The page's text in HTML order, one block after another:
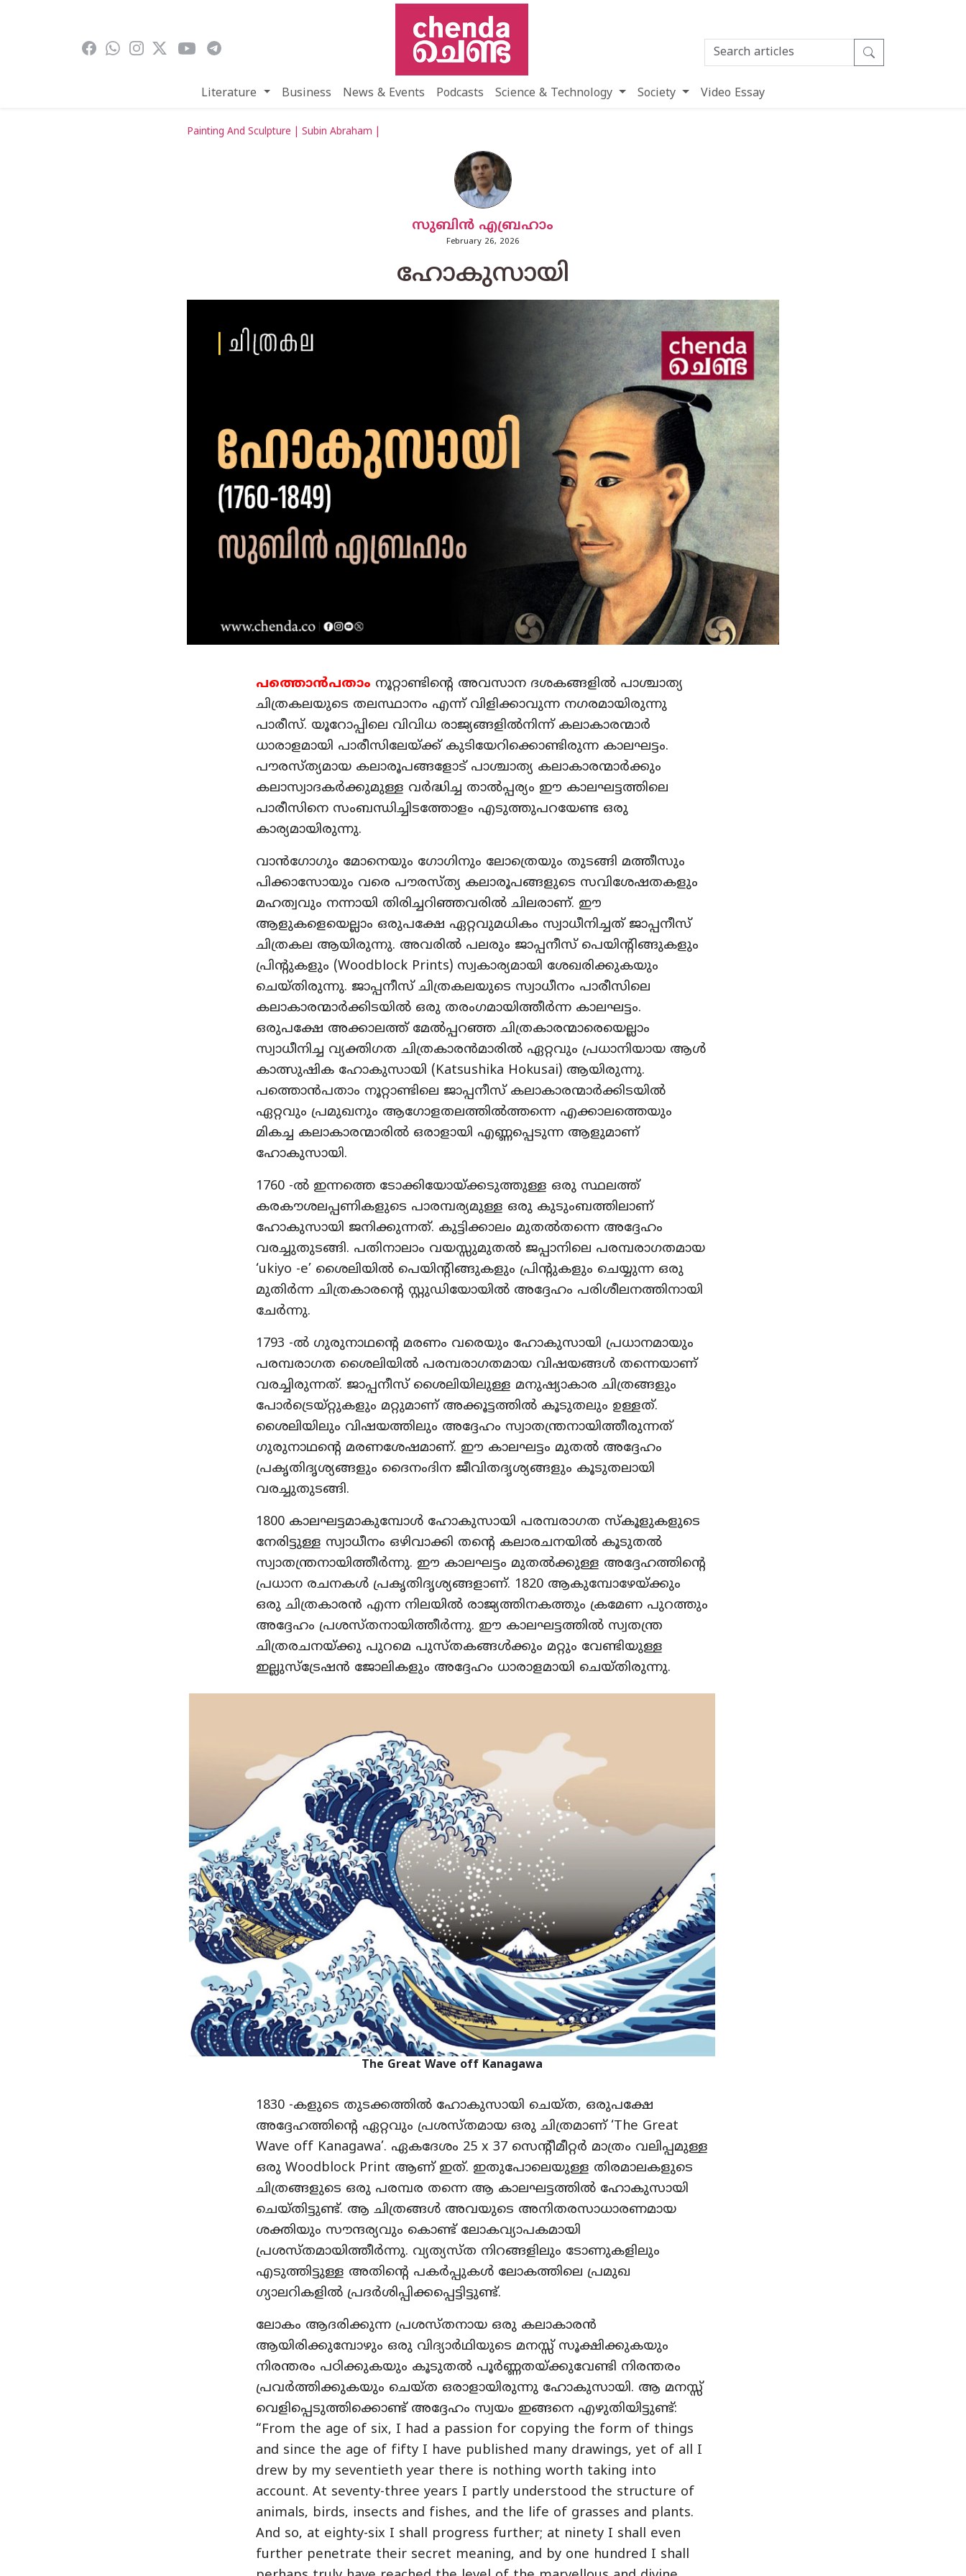
Literature Business News & Events Podcasts Science & Technology Society Video Essay
Painting And Sculpture | Subin Abraham |
സുബിന്‍ എബ്രഹാം
February 26, 2026
ഹോകുസായി
പത്തൊൻപതാം നൂറ്റാണ്ടിന്റെ അവസാന ദശകങ്ങളിൽ പാശ്ചാത്യ
ചിത്രകലയുടെ തലസ്ഥാനം എന്ന് വിളിക്കാവുന്ന നഗരമായിരുന്നു
പാരീസ്. യൂറോപ്പിലെ വിവിധ രാജ്യങ്ങളിൽനിന്ന് കലാകാരന്മാർ
ധാരാളമായി പാരീസിലേയ്ക്ക് കുടിയേറിക്കൊണ്ടിരുന്ന കാലഘട്ടം.
പൗരസ്ത്യമായ കലാരൂപങ്ങളോട് പാശ്ചാത്യ കലാകാരന്മാർക്കും
കലാസ്വാദകർക്കുമുള്ള വർദ്ധിച്ച താൽപ്പര്യം ഈ കാലഘട്ടത്തിലെ
പാരീസിനെ സംബന്ധിച്ചിടത്തോളം എടുത്തുപറയേണ്ട ഒരു
കാര്യമായിരുന്നു.
വാൻഗോഗും മോനെയും ഗോഗിനും ലോത്രെയും തുടങ്ങി മത്തീസും
പിക്കാസോയും വരെ പൗരസ്ത്യ കലാരൂപങ്ങളുടെ സവിശേഷതകളും
മഹത്വവും നന്നായി തിരിച്ചറിഞ്ഞവരിൽ ചിലരാണ്. ഈ
ആളുകളെയെല്ലാം ഒരുപക്ഷേ ഏറ്റവുമധികം സ്വാധീനിച്ചത് ജാപ്പനീസ്
ചിത്രകല ആയിരുന്നു. അവരിൽ പലരും ജാപ്പനീസ് പെയിന്റിങ്ങുകളും
പ്രിന്റുകളും (Woodblock Prints) സ്വകാര്യമായി ശേഖരിക്കുകയും
ചെയ്തിരുന്നു. ജാപ്പനീസ് ചിത്രകലയുടെ സ്വാധീനം പാരീസിലെ
കലാകാരന്മാർക്കിടയിൽ ഒരു തരംഗമായിത്തീർന്ന കാലഘട്ടം.
ഒരുപക്ഷേ അക്കാലത്ത് മേൽപ്പറഞ്ഞ ചിത്രകാരന്മാരെയെല്ലാം
സ്വാധീനിച്ച വ്യക്തിഗത ചിത്രകാരൻമാരിൽ ഏറ്റവും പ്രധാനിയായ ആൾ
കാത്സുഷിക ഹോകുസായി (Katsushika Hokusai) ആയിരുന്നു.
പത്തൊൻപതാം നൂറ്റാണ്ടിലെ ജാപ്പനീസ് കലാകാരന്മാർക്കിടയിൽ
ഏറ്റവും പ്രമുഖനും ആഗോളതലത്തിൽത്തന്നെ എക്കാലത്തെയും
മികച്ച കലാകാരന്മാരിൽ ഒരാളായി എണ്ണപ്പെടുന്ന ആളുമാണ്
ഹോകുസായി.
1760 -ൽ ഇന്നത്തെ ടോക്കിയോയ്ക്കടുത്തുള്ള ഒരു സ്ഥലത്ത്
കരകൗശലപ്പണികളുടെ പാരമ്പര്യമുള്ള ഒരു കുടുംബത്തിലാണ്
ഹോകുസായി ജനിക്കുന്നത്. കുട്ടിക്കാലം മുതൽതന്നെ അദ്ദേഹം
വരച്ചുതുടങ്ങി. പതിനാലാം വയസ്സുമുതൽ ജപ്പാനിലെ പരമ്പരാഗതമായ
‘ukiyo -e’ ശൈലിയിൽ പെയിന്റിങ്ങുകളും പ്രിന്റുകളും ചെയ്യുന്ന ഒരു
മുതിർന്ന ചിത്രകാരന്റെ സ്റ്റുഡിയോയിൽ അദ്ദേഹം പരിശീലനത്തിനായി
ചേർന്നു.
1793 -ൽ ഗുരുനാഥന്റെ മരണം വരെയും ഹോകുസായി പ്രധാനമായും
പരമ്പരാഗത ശൈലിയിൽ പരമ്പരാഗതമായ വിഷയങ്ങൾ തന്നെയാണ്
വരച്ചിരുന്നത്. ജാപ്പനീസ് ശൈലിയിലുള്ള മനുഷ്യാകാര ചിത്രങ്ങളും
പോർട്രെയ്റ്റുകളും മറ്റുമാണ് അക്കൂട്ടത്തിൽ കൂടുതലും ഉള്ളത്.
ശൈലിയിലും വിഷയത്തിലും അദ്ദേഹം സ്വാതന്ത്രനായിത്തീരുന്നത്
ഗുരുനാഥന്റെ മരണശേഷമാണ്. ഈ കാലഘട്ടം മുതൽ അദ്ദേഹം
പ്രകൃതിദൃശ്യങ്ങളും ദൈനംദിന ജീവിതദൃശ്യങ്ങളും കൂടുതലായി
വരച്ചുതുടങ്ങി.
1800 കാലഘട്ടമാകുമ്പോൾ ഹോകുസായി പരമ്പരാഗത സ്കൂളുകളുടെ
നേരിട്ടുള്ള സ്വാധീനം ഒഴിവാക്കി തന്റെ കലാരചനയിൽ കൂടുതൽ
സ്വാതന്ത്രനായിത്തീർന്നു. ഈ കാലഘട്ടം മുതൽക്കുള്ള അദ്ദേഹത്തിന്റെ
പ്രധാന രചനകൾ പ്രകൃതിദൃശ്യങ്ങളാണ്. 1820 ആകുമ്പോഴേയ്ക്കും
ഒരു ചിത്രകാരൻ എന്ന നിലയിൽ രാജ്യത്തിനകത്തും ക്രമേണ പുറത്തും
അദ്ദേഹം പ്രശസ്തനായിത്തീർന്നു. ഈ കാലഘട്ടത്തിൽ സ്വതന്ത്ര
ചിത്രരചനയ്ക്കു പുറമെ പുസ്‌തകങ്ങൾക്കും മറ്റും വേണ്ടിയുള്ള
ഇല്ലുസ്ട്രേഷൻ ജോലികളും അദ്ദേഹം ധാരാളമായി ചെയ്തിരുന്നു.
The Great Wave off Kanagawa
1830 -കളുടെ തുടക്കത്തിൽ ഹോകുസായി ചെയ്ത, ഒരുപക്ഷേ
അദ്ദേഹത്തിന്റെ ഏറ്റവും പ്രശസ്തമായ ഒരു ചിത്രമാണ് ‘The Great
Wave off Kanagawa’. ഏകദേശം 25 x 37 സെന്റീമീറ്റർ മാത്രം വലിപ്പമുള്ള
ഒരു Woodblock Print ആണ് ഇത്. ഇതുപോലെയുള്ള തിരമാലകളുടെ
ചിത്രങ്ങളുടെ ഒരു പരമ്പര തന്നെ ആ കാലഘട്ടത്തിൽ ഹോകുസായി
ചെയ്തിട്ടുണ്ട്. ആ ചിത്രങ്ങൾ അവയുടെ അനിതരസാധാരണമായ
ശക്തിയും സൗന്ദര്യവും കൊണ്ട് ലോകവ്യാപകമായി
പ്രശസ്തമായിത്തീർന്നു. വ്യത്യസ്ത നിറങ്ങളിലും ടോണുകളിലും
എടുത്തിട്ടുള്ള അതിന്റെ പകർപ്പുകൾ ലോകത്തിലെ പ്രമുഖ
ഗ്യാലറികളിൽ പ്രദർശിപ്പിക്കപ്പെട്ടിട്ടുണ്ട്.
ലോകം ആദരിക്കുന്ന പ്രശസ്തനായ ഒരു കലാകാരൻ
ആയിരിക്കുമ്പോഴും ഒരു വിദ്യാർഥിയുടെ മനസ്സ് സൂക്ഷിക്കുകയും
നിരന്തരം പഠിക്കുകയും കൂടുതൽ പൂർണ്ണതയ്ക്കുവേണ്ടി നിരന്തരം
പ്രവർത്തിക്കുകയും ചെയ്ത ഒരാളായിരുന്നു ഹോകുസായി. ആ മനസ്സ്
വെളിപ്പെടുത്തിക്കൊണ്ട് അദ്ദേഹം സ്വയം ഇങ്ങനെ എഴുതിയിട്ടുണ്ട്:
“From the age of six, I had a passion for copying the form of things
and since the age of fifty I have published many drawings, yet of all I
drew by my seventieth year there is nothing worth taking into
account. At seventy-three years I partly understood the structure of
animals, birds, insects and fishes, and the life of grasses and plants.
And so, at eighty-six I shall progress further; at ninety I shall even
further penetrate their secret meaning, and by one hundred I shall